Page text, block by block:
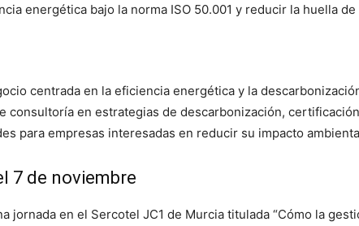
energética bajo la norma ISO 50.001 y reducir la huella
centrada en la eficiencia energética y la
consultoría en estrategias de descarbonización,
para empresas interesadas en reducir su impacto
7 de noviembre
jornada en el Sercotel JC1 de Murcia titulada “Cómo la